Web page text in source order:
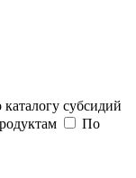
субсидий
По